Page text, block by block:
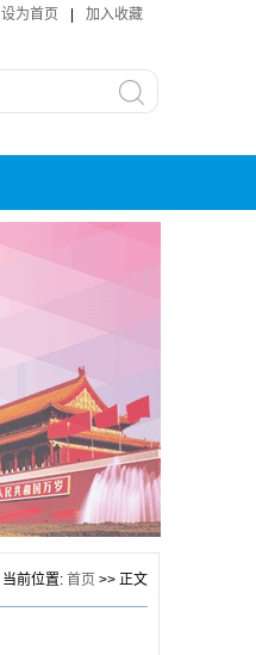
设为首页 加入收藏
当前位置: 首页 >> 正文